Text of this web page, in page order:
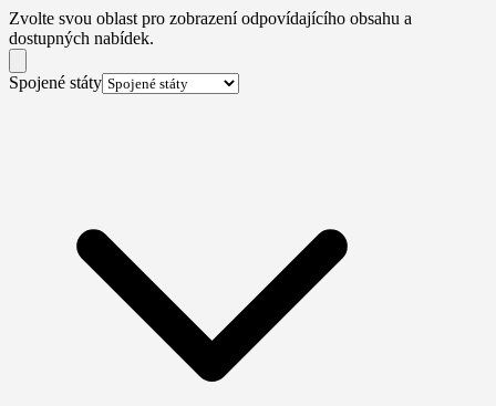
Zvolte svou oblast pro zobrazení odpovídajícího obsahu a
dostupných nabídek.
Spojené státy